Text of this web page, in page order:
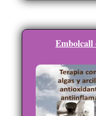
Embolcall